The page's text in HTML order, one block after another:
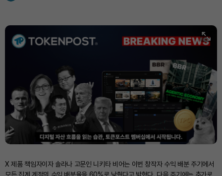
X 제품 책임자이자 솔라나 고문인 니키타 비어는 이번 창작자 수익 배분 주기에서